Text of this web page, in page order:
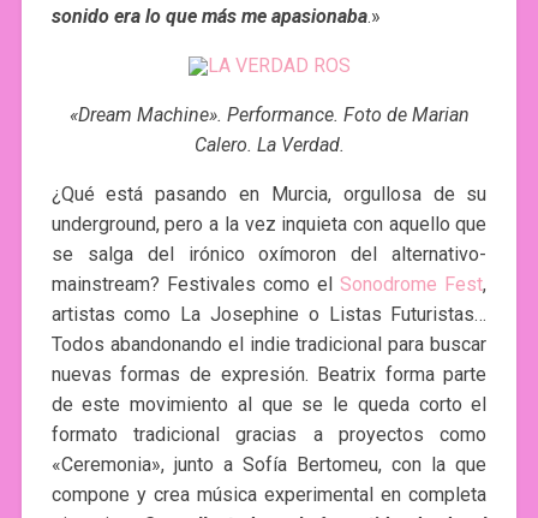
sonido era lo que más me apasionaba.»
«Dream Machine». Performance. Foto de Marian
Calero. La Verdad.
¿Qué está pasando en Murcia, orgullosa de su
underground, pero a la vez inquieta con aquello que
se salga del irónico oxímoron del alternativo-
mainstream? Festivales como elSonodrome Fest,
artistas como La Josephine o Listas Futuristas…
Todos abandonando el indie tradicional para buscar
nuevas formas de expresión. Beatrix forma parte
de este movimiento al que se le queda corto el
formato tradicional gracias a proyectos como
«Ceremonia», junto a Sofía Bertomeu, con la que
compone y crea música experimental en completa